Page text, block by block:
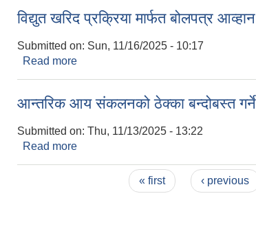
विद्युत खरिद प्रक्रिया मार्फत बोलपत्र
Submitted on: Sun, 11/16/2025 - 10:17
Read more
आन्तरिक आय संकलनको ठेक्का बन्दोबस्त गर्ने
Submitted on: Thu, 11/13/2025 - 13:22
Read more
« first ‹ previous